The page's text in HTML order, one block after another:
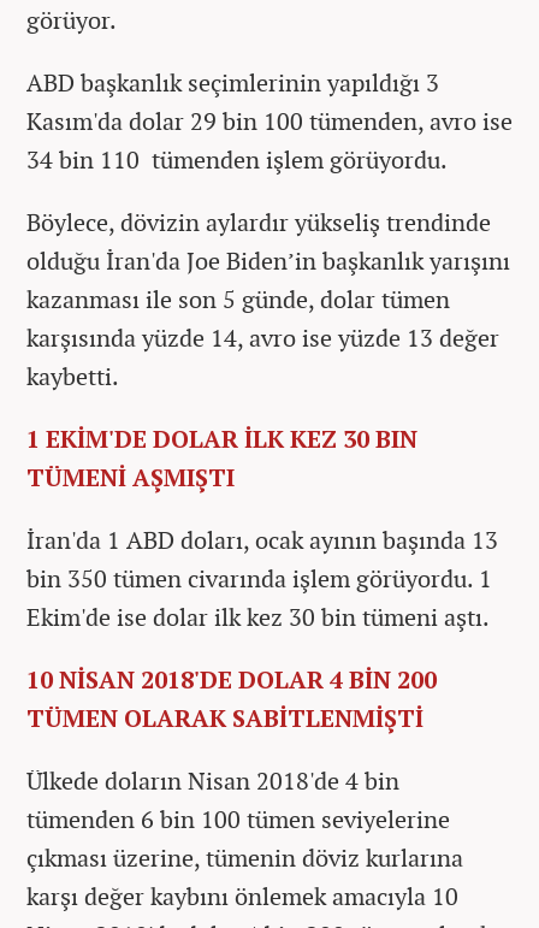
görüyor.
ABD başkanlık seçimlerinin yapıldığı 3
Kasım'da dolar 29 bin 100 tümenden, avro ise
34 bin 110 tümenden işlem görüyordu.
Böylece, dövizin aylardır yükseliş trendinde
olduğu İran'da Joe Biden’in başkanlık yarışını
kazanması ile son 5 günde, dolar tümen
karşısında yüzde 14, avro ise yüzde 13 değer
kaybetti.
1 EKİM'DE DOLAR İLK KEZ 30 BIN
TÜMENİ AŞMIŞTI
İran'da 1 ABD doları, ocak ayının başında 13
bin 350 tümen civarında işlem görüyordu. 1
Ekim'de ise dolar ilk kez 30 bin tümeni aştı.
10 NİSAN 2018'DE DOLAR 4 BİN 200
TÜMEN OLARAK SABİTLENMİŞTİ
Ülkede doların Nisan 2018'de 4 bin
tümenden 6 bin 100 tümen seviyelerine
çıkması üzerine, tümenin döviz kurlarına
karşı değer kaybını önlemek amacıyla 10